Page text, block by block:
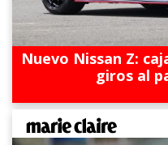
Nuevo Nissan Z:
giros al